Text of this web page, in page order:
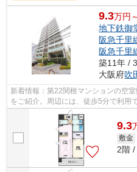
9.3万円
地下鉄御
阪急千里
阪急千里
築11年 /
大阪府吹
新着情報：第22関根マンションの空
をご紹介。周辺には、徒歩5分で利用
に関して、自信をもって情報を提供で
9.3
敷金
2階 /